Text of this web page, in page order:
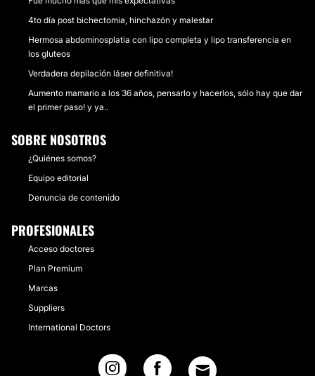
4to día post bichectomia, hinchazón y malestar
Hermosa abdominosplatia con lipo completa y lipo transferencia en
los gluteos
Verdadera depilación láser definitiva!
Aumento mamario a los 36 años, pensarlo y hacerlos, sólo hay que dar
el primer paso! y ya..
SOBRE NOSOTROS
¿Quiénes somos?
Equipo editorial
Denuncia de contenido
PROFESIONALES
Acceso doctores
Plan Premium
Marcas
Suppliers
International Doctors